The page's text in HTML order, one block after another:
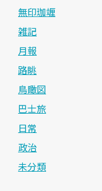
無印珈竰
雑記
月報
路眺
鳥瞰図
巴士旅
日常
政治
未分類